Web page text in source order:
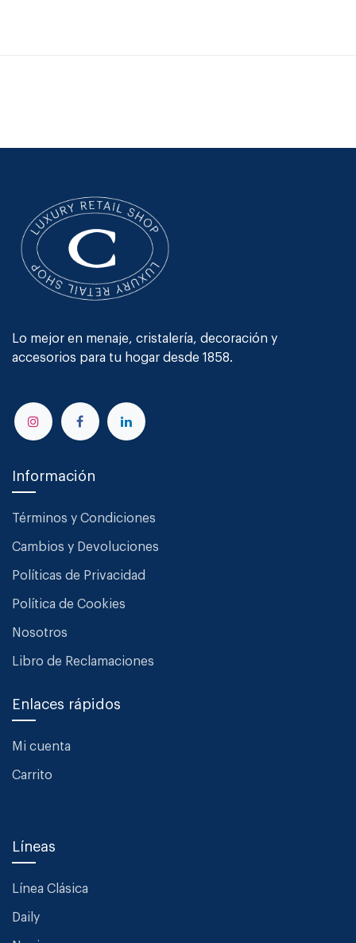
Lo mejor en menaje, cristalería, decoración y
accesorios para tu hogar desde 1858.
Información
Términos y Condiciones
Cambios y Devoluciones
Políticas de Privacidad
Política de Cookies
Nosotros
Libro de Reclamaciones
Enlaces rápidos
Mi cuenta
Carrito
Líneas
Línea Clásica
Daily